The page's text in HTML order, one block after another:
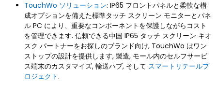
TouchWo ソリューション: IP65 フロントパネルと柔軟な構
成オプションを備えた標準タッチ スクリーン モニターとパネ
ル PC により、重要なコンポーネントを保護しながらコスト
を管理できます. 信頼できる中国 IP65 タッチ スクリーン キオ
スク パートナーをお探しのブランド向け, TouchWo はワン
ストップの設計を提供します, 製造, モール内のセルフサービ
ス端末のカスタマイズ, 輸送ハブ, そして スマートリテールプ
ロジェクト.